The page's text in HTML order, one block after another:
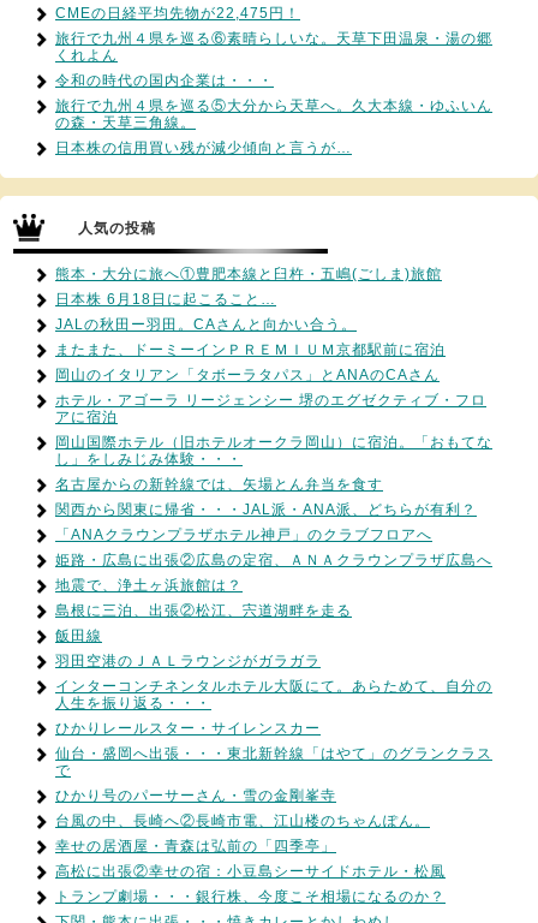
CMEの日経平均先物が22,475円！
旅行で九州４県を巡る⑥素晴らしいな。天草下田温泉・湯の郷
くれよん
令和の時代の国内企業は・・・
旅行で九州４県を巡る⑤大分から天草へ。久大本線・ゆふいん
の森・天草三角線。
日本株の信用買い残が減少傾向と言うが…
人気の投稿
熊本・大分に旅へ①豊肥本線と臼杵・五嶋(ごしま)旅館
日本株 6月18日に起こること…
JALの秋田ー羽田。CAさんと向かい合う。
またまた、ドーミーインＰＲＥＭＩＵＭ京都駅前に宿泊
岡山のイタリアン「タボーラタパス」とANAのCAさん
ホテル・アゴーラ リージェンシー 堺のエグゼクティブ・フロ
アに宿泊
岡山国際ホテル（旧ホテルオークラ岡山）に宿泊。「おもてな
し」をしみじみ体験・・・
名古屋からの新幹線では、矢場とん弁当を食す
関西から関東に帰省・・・JAL派・ANA派、どちらが有利？
「ANAクラウンプラザホテル神戸」のクラブフロアへ
姫路・広島に出張②広島の定宿、ＡＮＡクラウンプラザ広島へ
地震で、浄土ヶ浜旅館は？
島根に三泊、出張②松江、宍道湖畔を走る
飯田線
羽田空港のＪＡＬラウンジがガラガラ
インターコンチネンタルホテル大阪にて。あらためて、自分の
人生を振り返る・・・
ひかりレールスター・サイレンスカー
仙台・盛岡へ出張・・・東北新幹線「はやて」のグランクラス
で
ひかり号のパーサーさん・雪の金剛峯寺
台風の中、長崎へ②長崎市電、江山楼のちゃんぽん。
幸せの居酒屋・青森は弘前の「四季亭」
高松に出張②幸せの宿：小豆島シーサイドホテル・松風
トランプ劇場・・・銀行株、今度こそ相場になるのか？